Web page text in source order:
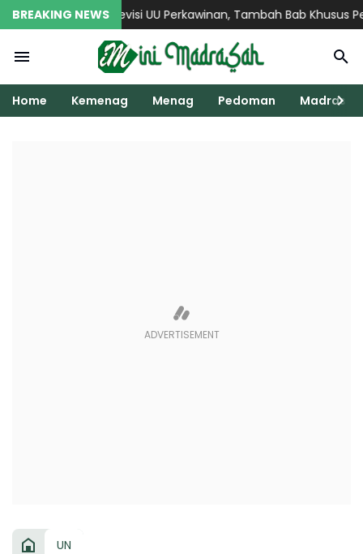
BREAKING NEWS
Usulkan Revisi UU Perkawinan, Tambah Bab Khusus
Home Kemenag Menag Pedoman Madrasah
UN